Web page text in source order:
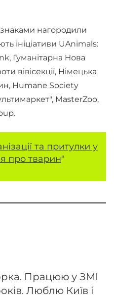
нагородили
ініціативи UAnimals:
Гуманітарна Нова
вівісекції, Німецька
Humane Society
MasterZoo,
та притулки у
про тварин"
Працюю у ЗМІ
Люблю Київ і